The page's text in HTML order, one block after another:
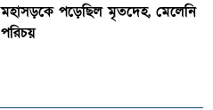
মহাসড়কে পড়েছিল মৃতদেহ, মেলেনি
পরিচয়